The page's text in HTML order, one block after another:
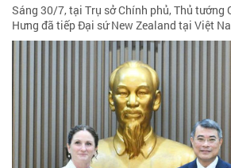
Sáng 30/7, tại Trụ sở Chính phủ, Thủ tướng
Hưng đã tiếp Đại sứ New Zealand tại Việt